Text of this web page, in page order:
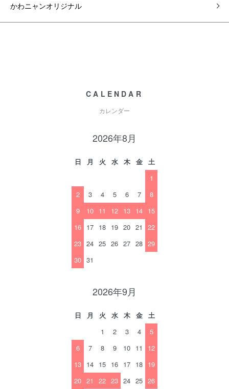
かわニャンオリジナル
CALENDAR
カレンダー
2026年8月
日 月 火 水 木 金
土
1
2
3 4 5 6 7
8
9
10 11 12 13 14 15
16 17 18 19 20 21
22
23 24 25 26 27 28 29
30 31
2026年9月
日 月 火 水 木 金
土
1
2 3 4
5
6
7 8 9 10 11
12
13 14 15 16 17 18 19
20 21 22 23 24 25 26